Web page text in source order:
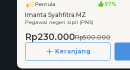
Pemula 97%
Imanta Syahfitra MZ
Pegawai negeri sipil (PNS)
Rp230.000Rp500.000
Keranjang